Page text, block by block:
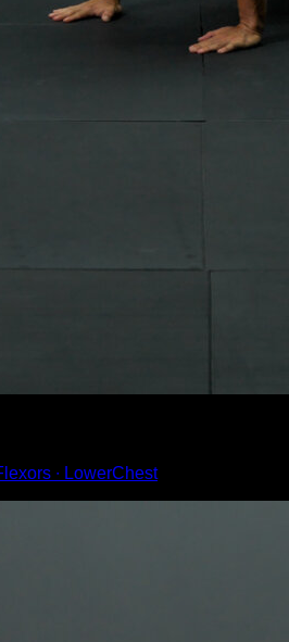
∙ LowerChest